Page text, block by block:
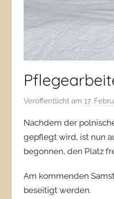
Veröffentlicht am 17.
Nachdem der
gepflegt wird, ist nun
begonnen, den Platz
Am kommenden
beseitigt werden.